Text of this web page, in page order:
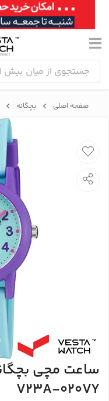
صفحه اصلی بچگانه
V23A-020VY